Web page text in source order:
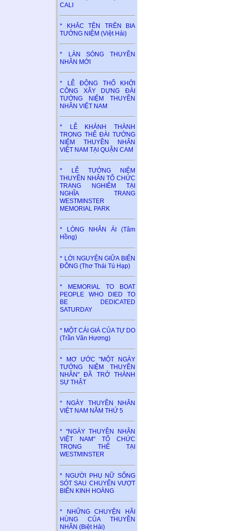
CALI
* KHẮC TÊN TRÊN BIA
TƯỞNG NIỆM (Việt Hải)
* LÀN SÓNG THUYỀN
NHÂN MỚI
* LỄ ĐỘNG THỔ KHỞI
CÔNG XÂY DỰNG ĐÀI
TƯỞNG NIỆM THUYỀN
NHÂN VIỆT NAM
* LỄ KHÁNH THÀNH
TRỌNG THỂ ĐÀI TƯỞNG
NIỆM THUYỀN NHÂN
VIỆT NAM TẠI QUẬN CAM
* LỄ TƯỞNG NIỆM
THUYỀN NHÂN TỔ CHỨC
TRANG NGHIÊM TẠI
NGHĨA TRANG
WESTMINSTER
MEMORIAL PARK
* LÒNG NHÂN ÁI (Tâm
Hồng)
* LỜI NGUYỆN GIỮA BIỂN
ĐÔNG (Thơ Thái Tú Hạp)
* MEMORIAL TO BOAT
PEOPLE WHO DIED TO
BE DEDICATED
SATURDAY
* MỘT CÁI GIÁ CỦA TỰ DO
(Trần Văn Hương)
* MƠ ƯỚC "MỘT NGÀY
TƯỞNG NIỆM THUYỀN
NHÂN" ĐÃ TRỞ THÀNH
SỰ THẬT
* NGÀY THUYỀN NHÂN
VIỆT NAM NĂM THỨ 5
* "NGÀY THUYỀN NHÂN
VIỆT NAM" TỔ CHỨC
TRỌNG THỂ TẠI
WESTMINSTER
* NGƯỜI PHỤ NỮ SỐNG
SÓT SAU CHUYẾN VƯỢT
BIỂN KINH HOÀNG
* NHỮNG CHUYỆN HÃI
HÙNG CỦA THUYỀN
NHÂN (Biệt Hải)